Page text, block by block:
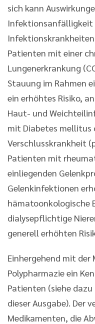
sich kann
Infektionsanfälligkeit
Infektionskrankheiten
Patienten mit einer
Lungenerkrankung
Stauung im Rahmen
ein erhöhtes Risiko,
Haut- und
mit Diabetes mellitus
Verschlusskrankheit
Patienten mit
einliegenden
Gelenkinfektionen
hämatoonkologische
dialysepflichtige
generell erhöhten
Einhergehend mit
Polypharmazie ein
Patienten (siehe
dieser Ausgabe). Der
Medikamenten, die